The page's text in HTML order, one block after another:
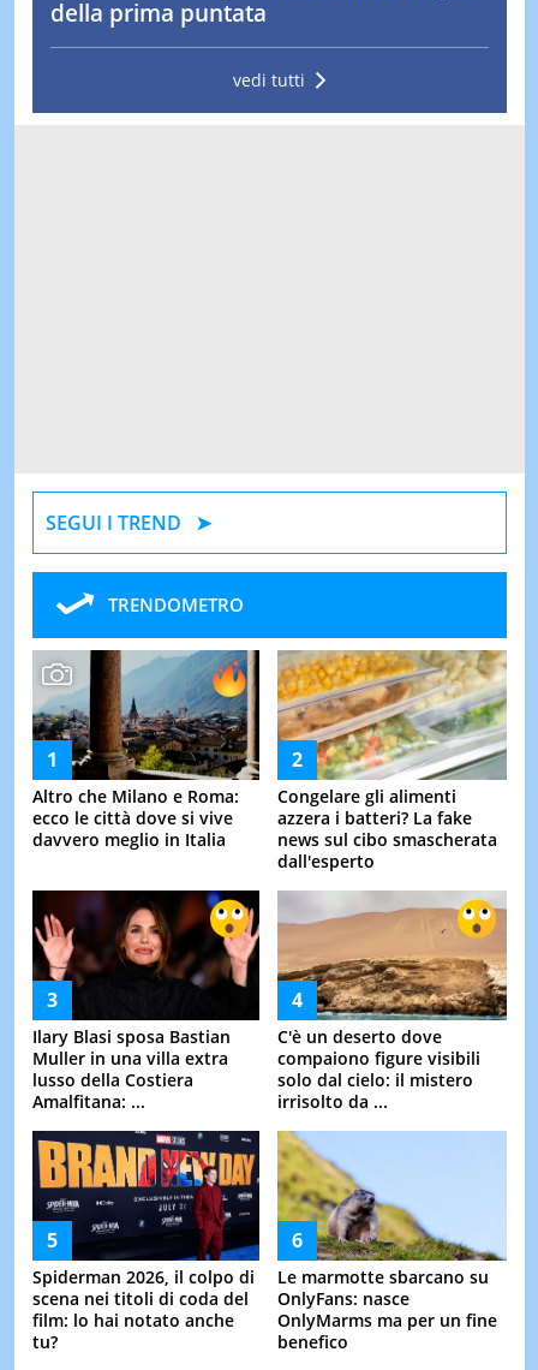
della prima puntata
vedi tutti
SEGUI I TREND
TRENDOMETRO
Altro che Milano e Roma:
ecco le città dove si vive
davvero meglio in Italia
Congelare gli alimenti
azzera i batteri? La fake
news sul cibo smascherata
dall'esperto
Ilary Blasi sposa Bastian
Muller in una villa extra
lusso della Costiera
Amalfitana: ...
C'è un deserto dove
compaiono figure visibili
solo dal cielo: il mistero
irrisolto da ...
Spiderman 2026, il colpo di
scena nei titoli di coda del
film: lo hai notato anche
tu?
Le marmotte sbarcano su
OnlyFans: nasce
OnlyMarms ma per un fine
benefico